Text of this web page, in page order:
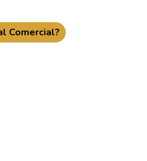
Comercial?